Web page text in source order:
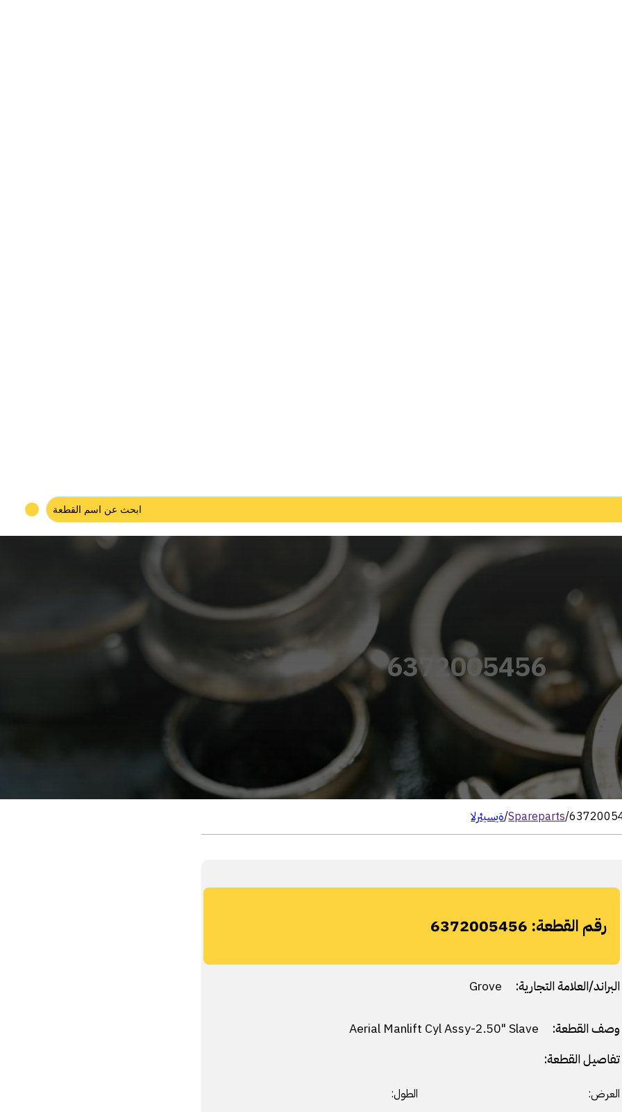
6372005456
الرئيسية/Spareparts/
رقم القطعة: 6372005456
البراند/العلامة التجارية:
وصف القطعة:
تفاصيل القطعة:
العرض:
الطول: